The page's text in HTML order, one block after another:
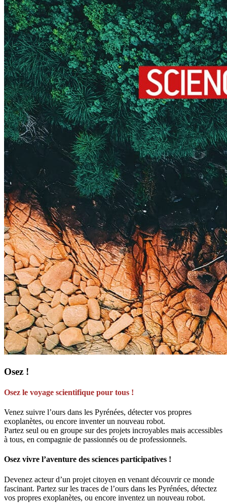
Osez !
Osez le voyage scientifique pour tous !
Venez suivre l’ours dans les Pyrénées, détecter vos propres
exoplanètes, ou encore inventer un nouveau robot.
Partez seul ou en groupe sur des projets incroyables mais accessibles
à tous, en compagnie de passionnés ou de professionnels.
Osez vivre l’aventure des sciences participatives !
Devenez acteur d’un projet citoyen en venant découvrir ce monde
fascinant. Partez sur les traces de l’ours dans les Pyrénées, détectez
vos propres exoplanètes, ou encore inventez un nouveau robot.